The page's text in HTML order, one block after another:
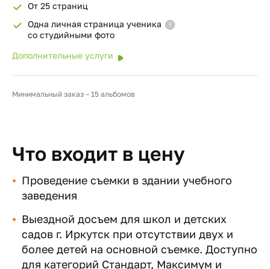
От 25 страниц
Одна личная страница ученика
со студийными фото
Дополнительные услуги
Минимальный заказ – 15 альбомов
Что входит в цену
Проведение съемки в здании учебного
заведения
Выездной досъем для школ и детских
садов г. Иркутск при отсутствии двух и
более детей на основной съемке. Доступно
для категорий Стандарт, Максимум и